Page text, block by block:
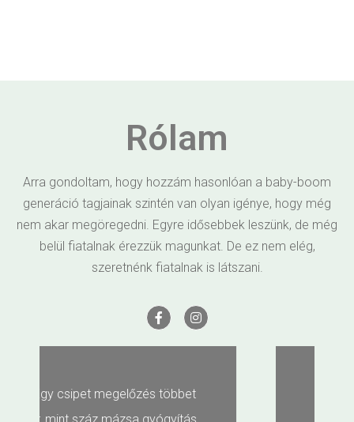
Rólam
Arra gondoltam, hogy hozzám hasonlóan a baby-boom
generáció tagjainak szintén van olyan igénye, hogy még
nem akar megöregedni. Egyre idősebbek leszünk, de még
belül fiatalnak érezzük magunkat. De ez nem elég,
szeretnénk fiatalnak is látszani.
Ha küzdesz veszíthetsz, ha